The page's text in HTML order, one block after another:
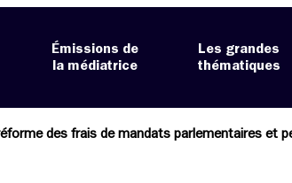
Émissions de
la médiatrice
Les grandes
thématiques
des frais de mandats parlementaires et